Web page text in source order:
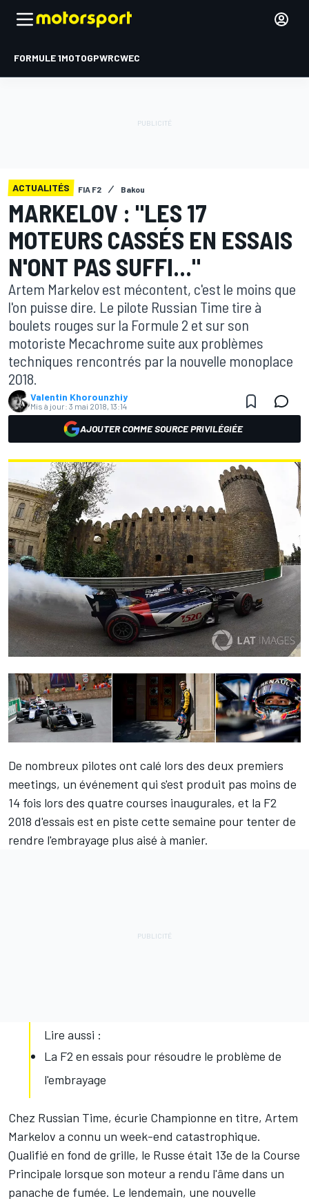
FORMULE 1MOTOGPWRCWEC
ACTUALITÉS FIA F2 Bakou
MARKELOV : "LES 17
MOTEURS CASSÉS EN ESSAIS
N'ONT PAS SUFFI..."
Artem Markelov est mécontent, c'est le moins que
l'on puisse dire. Le pilote Russian Time tire à
boulets rouges sur la Formule 2 et sur son
motoriste Mecachrome suite aux problèmes
techniques rencontrés par la nouvelle monoplace
2018.
Valentin Khorounzhiy
Mis à jour: 3 mai 2018, 13:14
AJOUTER COMME SOURCE PRIVILÉGIÉE
De nombreux pilotes ont calé lors des deux premiers
meetings, un événement qui s'est produit pas moins de
14 fois lors des quatre courses inaugurales, et la F2
2018 d'essais est en piste cette semaine pour tenter de
rendre l'embrayage plus aisé à manier.
Lire aussi :
La F2 en essais pour résoudre le problème de
l'embrayage
Chez Russian Time, écurie Championne en titre, Artem
Markelov a connu un week-end catastrophique.
Qualifié en fond de grille, le Russe était 13e de la Course
Principale lorsque son moteur a rendu l'âme dans un
panache de fumée. Le lendemain, une nouvelle